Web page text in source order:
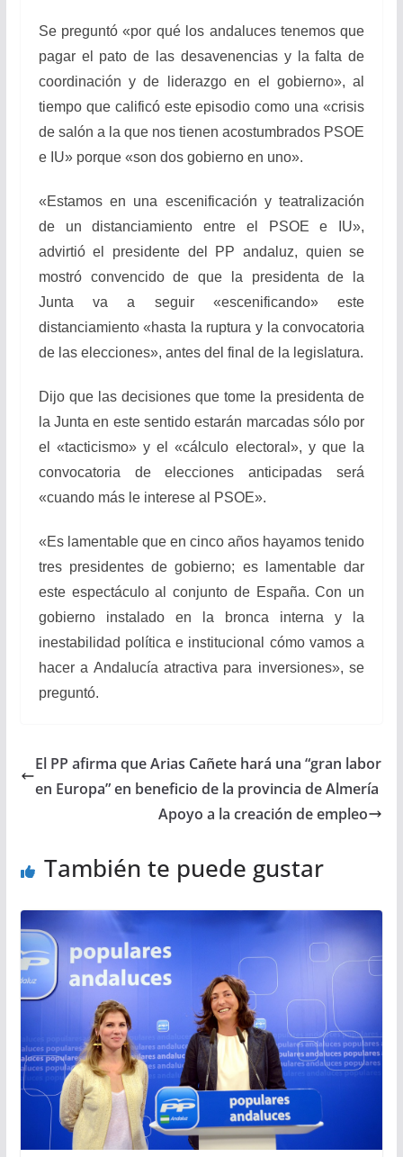
Se preguntó «por qué los andaluces tenemos que
pagar el pato de las desavenencias y la falta de
coordinación y de liderazgo en el gobierno», al
tiempo que calificó este episodio como una «crisis
de salón a la que nos tienen acostumbrados PSOE
e IU» porque «son dos gobierno en uno».
«Estamos en una escenificación y teatralización
de un distanciamiento entre el PSOE e IU»,
advirtió el presidente del PP andaluz, quien se
mostró convencido de que la presidenta de la
Junta va a seguir «escenificando» este
distanciamiento «hasta la ruptura y la convocatoria
de las elecciones», antes del final de la legislatura.
Dijo que las decisiones que tome la presidenta de
la Junta en este sentido estarán marcadas sólo por
el «tacticismo» y el «cálculo electoral», y que la
convocatoria de elecciones anticipadas será
«cuando más le interese al PSOE».
«Es lamentable que en cinco años hayamos tenido
tres presidentes de gobierno; es lamentable dar
este espectáculo al conjunto de España. Con un
gobierno instalado en la bronca interna y la
inestabilidad política e institucional cómo vamos a
hacer a Andalucía atractiva para inversiones», se
preguntó.
El PP afirma que Arias Cañete hará una “gran labor
en Europa” en beneficio de la provincia de Almería
Apoyo a la creación de empleo
También te puede gustar